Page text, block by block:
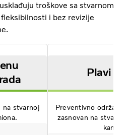
troškove sa stvarnom
i bez revizije
na stvarnoj
Plavi
Preventivno
zasnovan na stvarnoj